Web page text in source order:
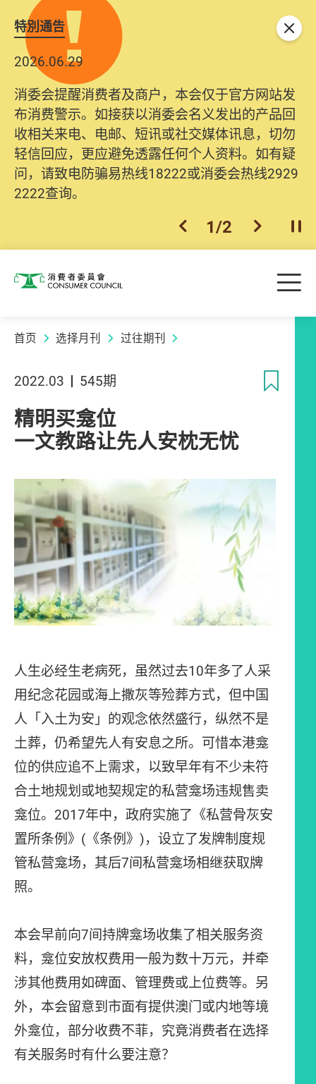
特別通告
2026.06.29
消委会提醒消费者及商户，本会仅于官方网站发
布消费警示。如接获以消委会名义发出的产品回
收相关来电、电邮、短讯或社交媒体讯息，切勿
轻信回应，更应避免透露任何个人资料。如有疑
问，请致电防骗易热线18222或消委会热线2929
2222查询。
上一个
1/2 下一个开
关闭
消费者委员会 目
首页 选择月刊 过往期刊
2022.03 545期
精明买龛位
一文教路让先人安枕无忧
人生必经生老病死，虽然过去10年多了人采
用纪念花园或海上撒灰等殓葬方式，但中国
人「入土为安」的观念依然盛行，纵然不是
土葬，仍希望先人有安息之所。可惜本港龛
位的供应追不上需求，以致早年有不少未符
合土地规划或地契规定的私营龛场违规售卖
龛位。2017年中，政府实施了《私营骨灰安
置所条例》(《条例》)，设立了发牌制度规
管私营龛场，其后7间私营龛场相继获取牌
照。
本会早前向7间持牌龛场收集了相关服务资
料，龛位安放权费用一般为数十万元，并牵
涉其他费用如碑面、管理费或上位费等。另
外，本会留意到市面有提供澳门或内地等境
外龛位，部分收费不菲，究竟消费者在选择
有关服务时有什么要注意？